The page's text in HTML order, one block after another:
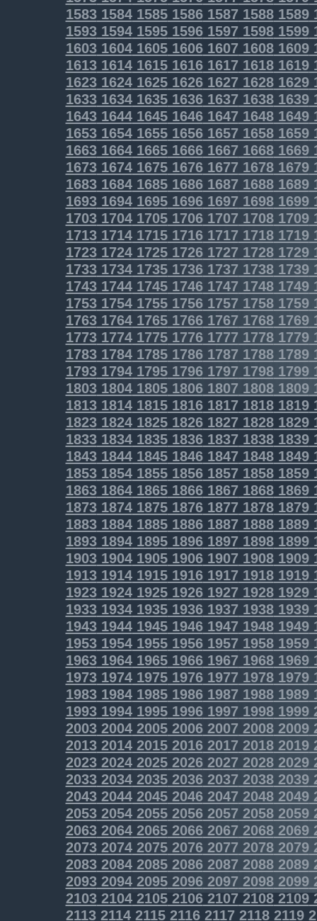
1583158415851586158715881589
1593159415951596159715981599
1603160416051606160716081609
1613161416151616161716181619
1623162416251626162716281629
1633163416351636163716381639
1643164416451646164716481649
1653165416551656165716581659
1663166416651666166716681669
1673167416751676167716781679
1683168416851686168716881689
16931694169516961697 16981699
17031704170517061707 17081709
1713171417151716171717181719
17231724172517261727 17281729
17331734173517361737 17381739
17431744174517461747 17481749
17531754175517561757 17581759
17631764176517661767 17681769
17731774177517761777 17781779
17831784178517861787 17881789
17931794179517961797 17981799
18031804180518061807 18081809
1813181418151816181718181819
1823182418251826182718281829
1833183418351836183718381839
1843184418451846184718481849
1853185418551856185718581859
1863186418651866186718681869
1873187418751876187718781879
1883188418851886188718881889
1893189418951896189718981899
1903190419051906190719081909
1913191419151916191719181919
1923192419251926192719281929
1933193419351936193719381939
1943194419451946194719481949
1953195419551956195719581959
1963196419651966196719681969
19731974197519761977 19781979
19831984198519861987 19881989
19931994199519961997 19981999
20032004200520062007 20082009
20132014201520162017 20182019
2023202420252026202720282029
20332034203520362037 20382039
20432044204520462047 20482049
20532054205520562057 20582059
20632064206520662067 20682069
20732074207520762077 20782079
20832084208520862087 20882089
20932094209520962097 20982099
2103210421052106210721082109
2113211421152116211721182119